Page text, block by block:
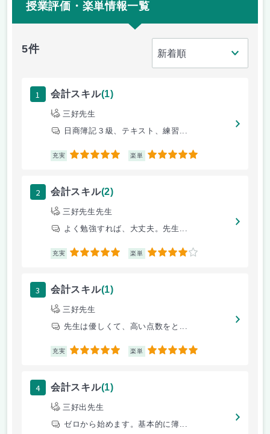
授業評価・楽単情報一覧
5件
1 会計スキル(1)
三好先生
日商簿記３級、テキスト、練習...
充実 5 楽単 5
2 会計スキル(2)
三好先生先生
よく勉強すれば、大丈夫。先生...
充実 5 楽単 4
3 会計スキル(1)
三好先生
先生は優しくて、高い点数をと...
充実 5 楽単 5
4 会計スキル(1)
三好出先生
ゼロから始めます。基本的に簿...